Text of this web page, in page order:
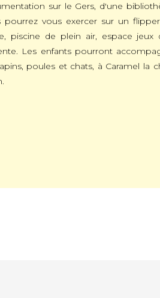
sur le Gers, d'une
pourrez vous exercer sur un
piscine de plein air, espace jeux
Les enfants pourront
poules et chats, à Caramel la